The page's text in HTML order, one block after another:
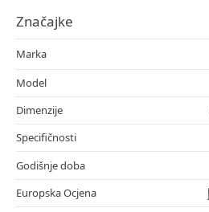
Značajke
Marka
Model
Dimenzije
Specifičnosti
Godišnje doba
Europska Ocjena